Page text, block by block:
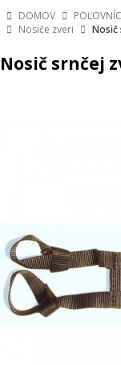
DOMOV
Nosiče zveri
Nosič
Nosič srnčej